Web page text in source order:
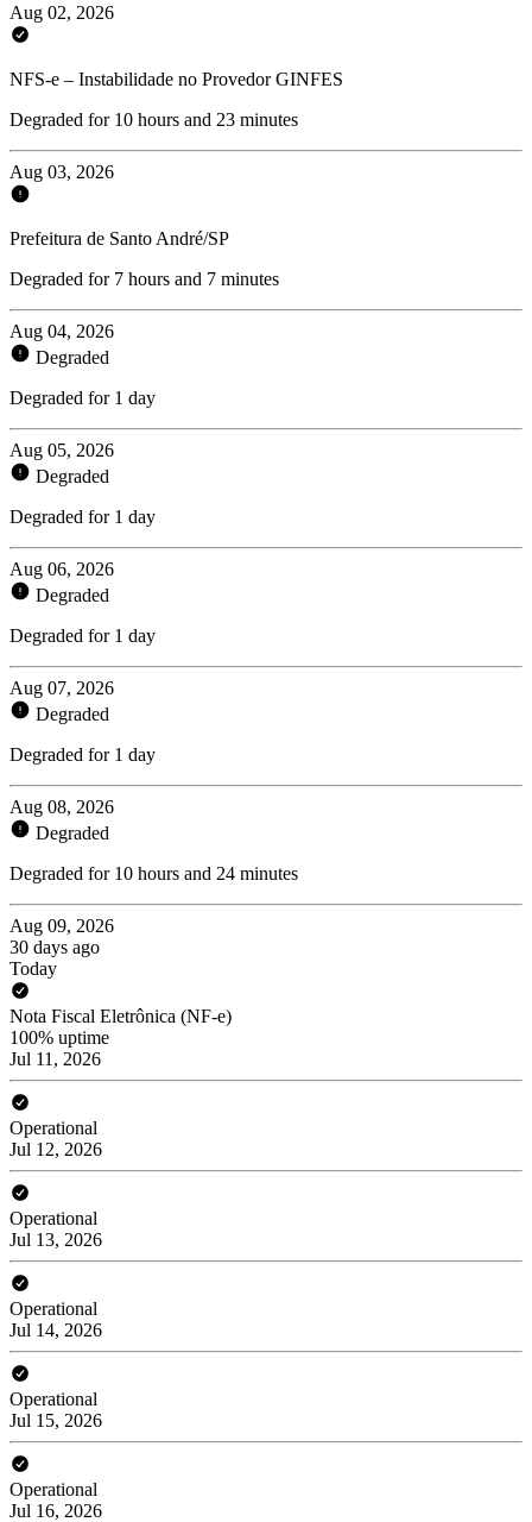
Aug 02, 2026
NFS-e – Instabilidade no Provedor GINFES
Degraded for 10 hours and 23 minutes
Aug 03, 2026
Prefeitura de Santo André/SP
Degraded for 7 hours and 7 minutes
Aug 04, 2026
Degraded
Degraded for 1 day
Aug 05, 2026
Degraded
Degraded for 1 day
Aug 06, 2026
Degraded
Degraded for 1 day
Aug 07, 2026
Degraded
Degraded for 1 day
Aug 08, 2026
Degraded
Degraded for 10 hours and 24 minutes
Aug 09, 2026
30 days ago
Today
Nota Fiscal Eletrônica (NF-e)
100% uptime
Jul 11, 2026
Operational
Jul 12, 2026
Operational
Jul 13, 2026
Operational
Jul 14, 2026
Operational
Jul 15, 2026
Operational
Jul 16, 2026